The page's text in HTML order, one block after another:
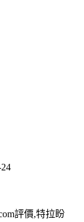
評價,特拉盼